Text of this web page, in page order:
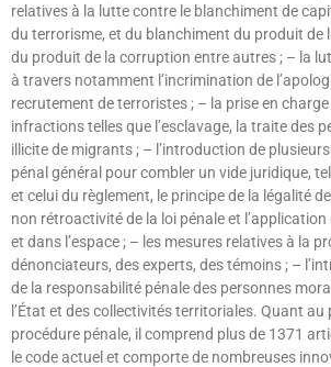
relatives à la lutte contre le blanchiment de
du terrorisme, et du blanchiment du produit de
du produit de la corruption entre autres ; – la
à travers notamment l’incrimination de
recrutement de terroristes ; – la prise en
infractions telles que l’esclavage, la traite des
illicite de migrants ; – l’introduction de
pénal général pour combler un vide juridique,
et celui du règlement, le principe de la légalité
non rétroactivité de la loi pénale et
et dans l’espace ; – les mesures relatives à la
dénonciateurs, des experts, des témoins ; –
de la responsabilité pénale des personnes
l’État et des collectivités territoriales. Quant au
procédure pénale, il comprend plus de 1371
le code actuel et comporte de nombreuses